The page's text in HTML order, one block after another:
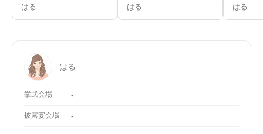
はる はる はる
はる
挙式会場 -
披露宴会場 -